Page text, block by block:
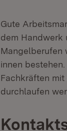
Gute
dem Handwerk
Mangelberufen
innen
Fachkräften
durchlaufen